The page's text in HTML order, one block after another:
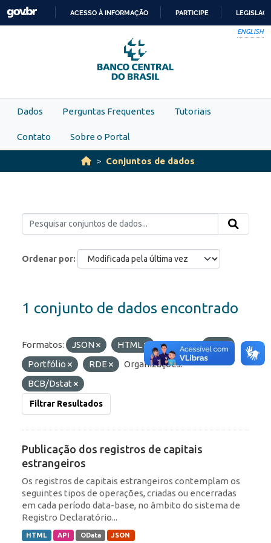
Skip to main content
PARA
O
CONTEÚDO
ACESSO À INFORMAÇÃO PARTICIPE
ENGLISH
Dados Perguntas Frequentes Tutoriais
Contato Sobre o Portal
Conjuntos de dados
Ordenar por
1 conjunto de dados encontrado
Formatos: JSON HTML Etiquetas:
IED
Portfólio
RDE
Organizações:
BCB/Dstat
Filtrar Resultados
Publicação dos registros de capitais
estrangeiros
Os registros de capitais estrangeiros contemplam os
seguintes tipos de operações, criadas ou encerradas
em cada período data-base, no âmbito do sistema de
Registro Declaratório...
HTML API OData JSON